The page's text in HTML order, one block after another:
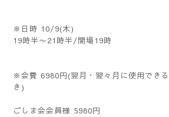
※日時 10/9(木)
19時半〜21時半/開場19時
※会費 6980円(翌月・翌々月に使用でき
き)
ごしま会会員様 5980円